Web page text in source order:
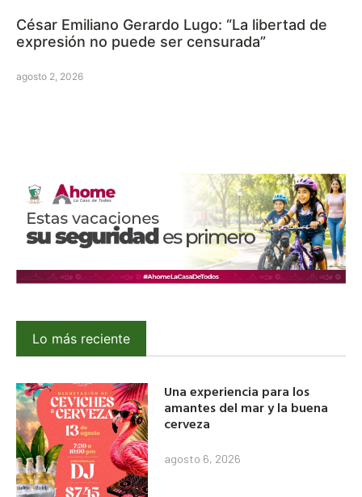
César Emiliano Gerardo Lugo: “La libertad de
expresión no puede ser censurada”
agosto 2, 2026
Lo más reciente
Una experiencia para los
amantes del mar y la buena
cerveza
agosto 6, 2026